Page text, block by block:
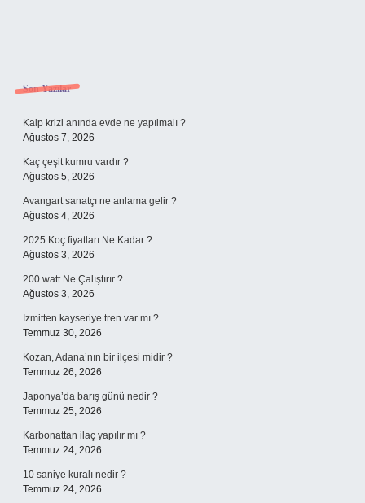
Sidebar
Son Yazılar
Kalp krizi anında evde ne yapılmalı ?
Ağustos 7, 2026
Kaç çeşit kumru vardır ?
Ağustos 5, 2026
Avangart sanatçı ne anlama gelir ?
Ağustos 4, 2026
2025 Koç fiyatları Ne Kadar ?
Ağustos 3, 2026
200 watt Ne Çalıştırır ?
Ağustos 3, 2026
İzmitten kayseriye tren var mı ?
Temmuz 30, 2026
Kozan, Adana’nın bir ilçesi midir ?
Temmuz 26, 2026
Japonya’da barış günü nedir ?
Temmuz 25, 2026
Karbonattan ilaç yapılır mı ?
Temmuz 24, 2026
10 saniye kuralı nedir ?
Temmuz 24, 2026